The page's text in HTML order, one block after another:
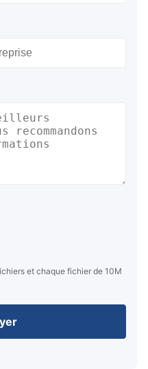
et chaque fichier de 10M